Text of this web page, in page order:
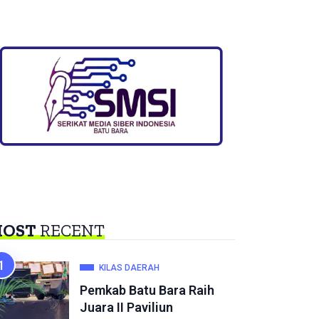
RECENT
KILAS DAERAH
Pemkab Batu Bara Raih
Juara II Paviliun